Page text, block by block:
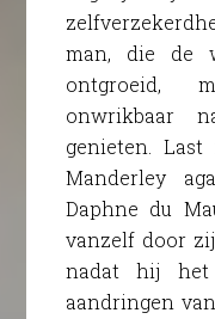
man, die de
ontgroeid,
onwrikbaar
genieten.
Manderley
Daphne du
vanzelf door
nadat hij het
aandringen